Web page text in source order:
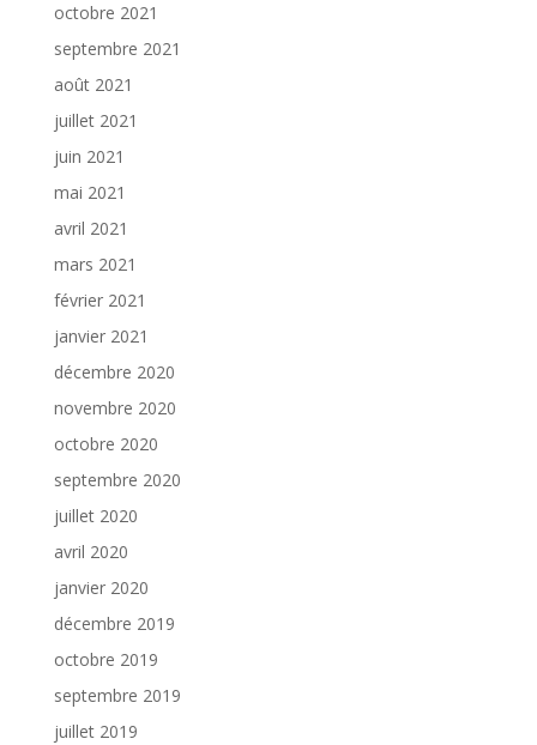
octobre 2021
septembre 2021
août 2021
juillet 2021
juin 2021
mai 2021
avril 2021
mars 2021
février 2021
janvier 2021
décembre 2020
novembre 2020
octobre 2020
septembre 2020
juillet 2020
avril 2020
janvier 2020
décembre 2019
octobre 2019
septembre 2019
juillet 2019